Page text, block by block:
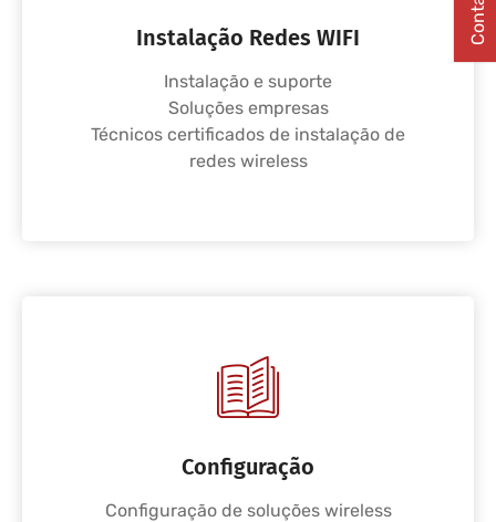
Instalação Redes WIFI
Instalação e suporte
Soluções empresas
Técnicos certificados de instalação de
redes wireless
Configuração
Configuração de soluções wireless